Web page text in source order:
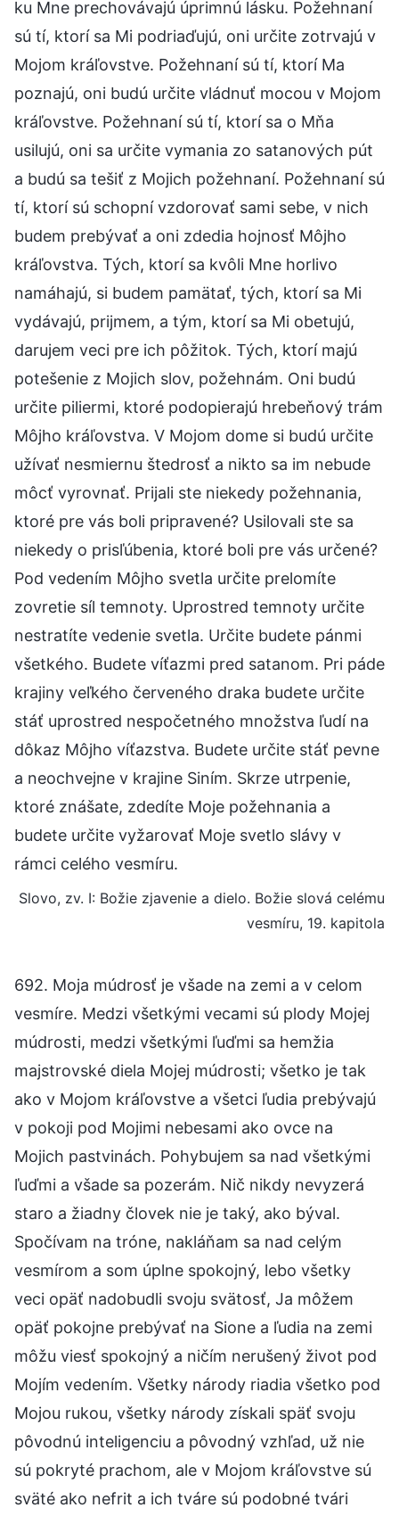
ku Mne prechovávajú úprimnú lásku. Požehnaní
sú tí, ktorí sa Mi podriaďujú, oni určite zotrvajú v
Mojom kráľovstve. Požehnaní sú tí, ktorí Ma
poznajú, oni budú určite vládnuť mocou v Mojom
kráľovstve. Požehnaní sú tí, ktorí sa o Mňa
usilujú, oni sa určite vymania zo satanových pút
a budú sa tešiť z Mojich požehnaní. Požehnaní sú
tí, ktorí sú schopní vzdorovať sami sebe, v nich
budem prebývať a oni zdedia hojnosť Môjho
kráľovstva. Tých, ktorí sa kvôli Mne horlivo
namáhajú, si budem pamätať, tých, ktorí sa Mi
vydávajú, prijmem, a tým, ktorí sa Mi obetujú,
darujem veci pre ich pôžitok. Tých, ktorí majú
potešenie z Mojich slov, požehnám. Oni budú
určite piliermi, ktoré podopierajú hrebeňový trám
Môjho kráľovstva. V Mojom dome si budú určite
užívať nesmiernu štedrosť a nikto sa im nebude
môcť vyrovnať. Prijali ste niekedy požehnania,
ktoré pre vás boli pripravené? Usilovali ste sa
niekedy o prisľúbenia, ktoré boli pre vás určené?
Pod vedením Môjho svetla určite prelomíte
zovretie síl temnoty. Uprostred temnoty určite
nestratíte vedenie svetla. Určite budete pánmi
všetkého. Budete víťazmi pred satanom. Pri páde
krajiny veľkého červeného draka budete určite
stáť uprostred nespočetného množstva ľudí na
dôkaz Môjho víťazstva. Budete určite stáť pevne
a neochvejne v krajine Siním. Skrze utrpenie,
ktoré znášate, zdedíte Moje požehnania a
budete určite vyžarovať Moje svetlo slávy v
rámci celého vesmíru.
Slovo, zv. I: Božie zjavenie a dielo. Božie slová celému
vesmíru, 19. kapitola
692. Moja múdrosť je všade na zemi a v celom
vesmíre. Medzi všetkými vecami sú plody Mojej
múdrosti, medzi všetkými ľuďmi sa hemžia
majstrovské diela Mojej múdrosti; všetko je tak
ako v Mojom kráľovstve a všetci ľudia prebývajú
v pokoji pod Mojimi nebesami ako ovce na
Mojich pastvinách. Pohybujem sa nad všetkými
ľuďmi a všade sa pozerám. Nič nikdy nevyzerá
staro a žiadny človek nie je taký, ako býval.
Spočívam na tróne, nakláňam sa nad celým
vesmírom a som úplne spokojný, lebo všetky
veci opäť nadobudli svoju svätosť, Ja môžem
opäť pokojne prebývať na Sione a ľudia na zemi
môžu viesť spokojný a ničím nerušený život pod
Mojím vedením. Všetky národy riadia všetko pod
Mojou rukou, všetky národy získali späť svoju
pôvodnú inteligenciu a pôvodný vzhľad, už nie
sú pokryté prachom, ale v Mojom kráľovstve sú
sväté ako nefrit a ich tváre sú podobné tvári